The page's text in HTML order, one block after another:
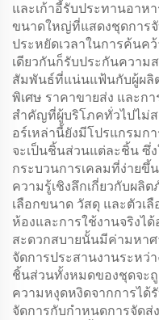
และเก้าอี้รับประทานอา
ขนาดใหญ่ที่แสดงชุดการ
ประหยัดเวลาในการค้นค
เดียวกันก็รับประกันควา
สัมพันธ์ที่แน่นแฟ้นกับผู้ผลิ
พิเศษ ราคาขายส่ง และก
สำคัญที่ผู้บริโภคทั่วไปไม่ส
อร์เหล่านี้ยังมีโปรแกรม
จะเป็นชิ้นส่วนแต่ละชิ้น ซึ่
กระบวนการเคลมที่ง่ายขึ้
ความรู้เชิงลึกเกี่ยวกับผลิ
เลือกขนาด วัสดุ และตัวเ
ห้องและการใช้งานจริงไ
สะดวกสบายนั้นมีค่ามหาศ
จัดการประสานงานระหว่
ชิ้นส่วนทั้งหมดของชุดจะ
ความหงุดหงิดจากการได้
จัดการกับกำหนดการจัดส่